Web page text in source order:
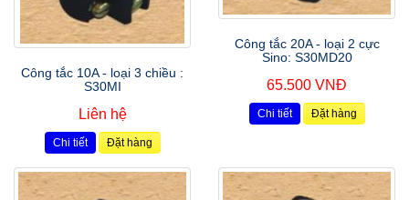
Công tắc 10A - loại 3 chiều :
S30MI
Liên hệ
Chi tiết Đặt hàng
Công tắc 20A - loại 2 cực
Sino: S30MD20
65.500 VNĐ
Chi tiết Đặt hàng